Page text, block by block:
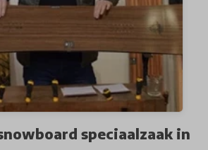
speciaalzaak in